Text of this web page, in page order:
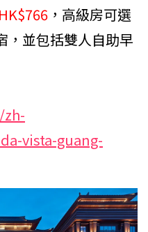
HK$766 ，高級房可選
，並包括雙人自助早
vista-guang-